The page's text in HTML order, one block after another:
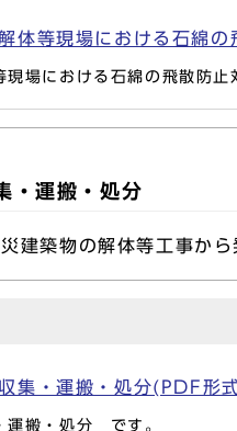
体等現場における石綿
場における石綿の飛散防止
運搬・処分
建築物の解体等工事か
集・運搬・処分(PDF形
搬・処分 です。